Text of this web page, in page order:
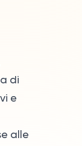
di
e
alle